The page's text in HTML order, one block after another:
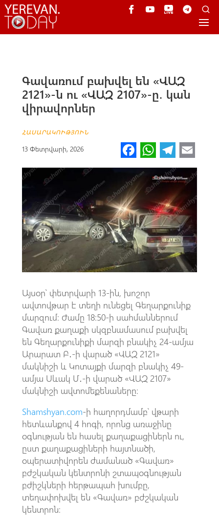
Գավառում բախվել են «ՎԱԶ
2121»-ն ու «ՎԱԶ 2107»-ը․ կան
վիրավորներ
ՀԱՍԱՐԱԿՈՒԹՅՈՒՆ
13 Փետրվարի, 2026 Fa
ce
b
o
o
k
W
h
at
s
A
p
p
Te
le
gr
a
m
m
ail
Այսօր՝ փետրվարի 13-ին, խոշոր
ավտովթար է տեղի ունեցել Գեղարքունիք
մարզում։ Ժամը 18։50-ի սահմաններում
Գավառ քաղաքի սկզբնամասում բախվել
են Գեղարքունիքի մարզի բնակիչ 24-ամյա
Արարատ Բ․-ի վարած «ՎԱԶ 2121»
մակնիշի և Կոտայքի մարզի բնակիչ 49-
ամյա Սևակ Մ․-ի վարած «ՎԱԶ 2107»
մակնիշի ավտոմեքենաները։
Shamshyan.com-ի հաղորդմամբ՝ վթարի
հետևանքով 4 հոգի, որոնց առաջինը
օգնության են հասել քաղաքացիներն ու,
ըստ քաղաքացիների հայտնածի,
օպերատիվորեն ժամանած «Գավառ»
բժշկական կենտրոնի շտապօգնության
բժիշկների հերթապահ խումբը,
տեղափոխվել են «Գավառ» բժշկական
կենտրոն։